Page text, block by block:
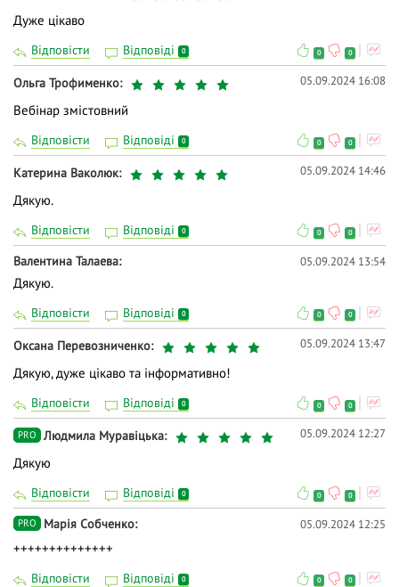
Дуже цікаво
Відповісти Відповіді 0 0 0
Ольга Трофименко 05.09.2024 16:08
Вебінар змістовний
Відповісти Відповіді 0 0 0
Катерина Ваколюк 05.09.2024 14:46
Дякую.
Відповісти Відповіді 0 0 0
Валентина Талаева 05.09.2024 13:54
Дякую.
Відповісти Відповіді 0 0 0
Оксана Перевозниченко 05.09.2024 13:47
Дякую, дуже цікаво та інформативно!
Відповісти Відповіді 0 0 0
PRO Людмила Муравіцька 05.09.2024 12:27
Дякую
Відповісти Відповіді 0 0 0
PRO Марія Собченко 05.09.2024 12:25
++++++++++++++
Відповісти Відповіді 0 0 0